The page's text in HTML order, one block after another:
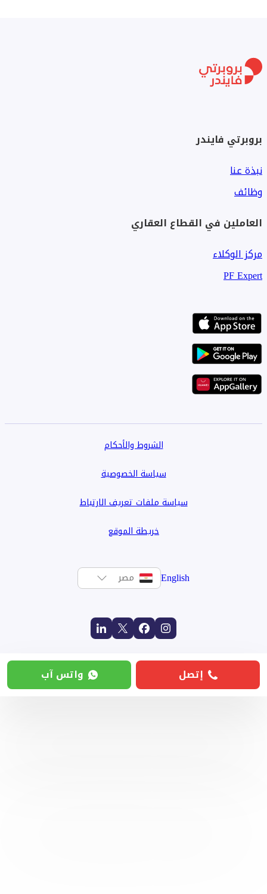
بروبرتي فايندر
نبذة عنا
وظائف
العاملين في القطاع العقاري
مركز الوكلاء
PF Expert
الشروط والأحكام
سياسة الخصوصية
سياسة ملفات تعريف الارتباط
خريطة الموقع
English مصر
إتصل واتس آب